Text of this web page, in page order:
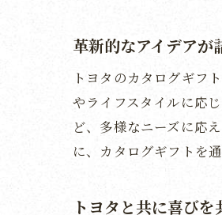
革新的なアイデアが
トヨタのカタログギフ
やライフスタイルに応
ど、多様なニーズに応
に、カタログギフトを
トヨタと共に喜び